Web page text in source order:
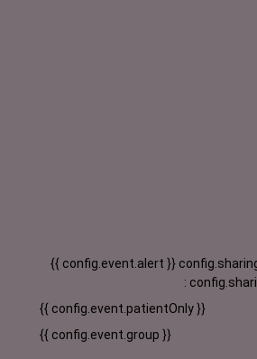
{{ config.event.alert }}
:
{{ config.event.patientOnly }}
{{ config.event.group }}